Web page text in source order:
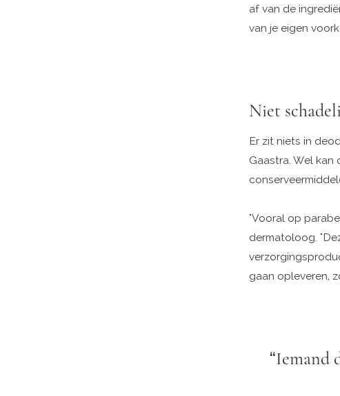
af van de
van je eigen
Niet
Er zit niets in
Gaastra. Wel
"Vooral op
dermatoloog.
gaan opleveren,
“Iemand